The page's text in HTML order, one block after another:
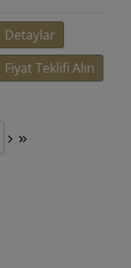
Detaylar
Fiyat Teklifi Alın